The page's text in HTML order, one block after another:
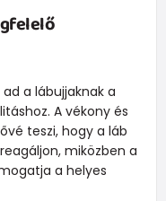
a lábujjaknak a
A vékony és
teszi, hogy a láb
miközben a
a helyes